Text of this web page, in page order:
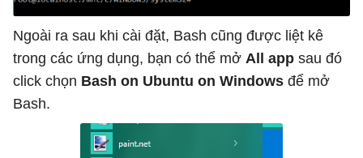
Ngoài ra sau khi cài đặt, Bash cũng được liệt kê
trong các ứng dụng, bạn có thể mở All app sau đó
click chọn Bash on Ubuntu on Windows để mở
Bash.